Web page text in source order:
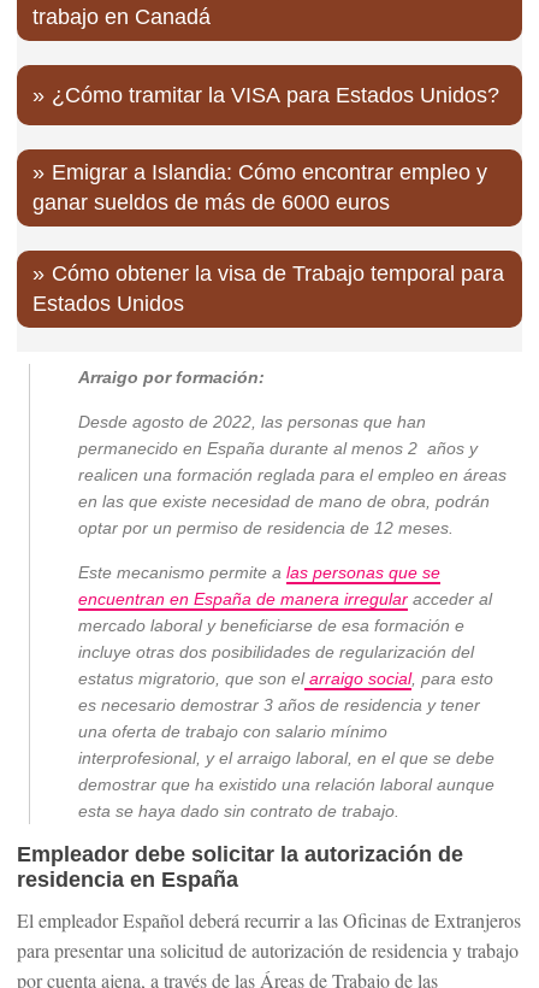
trabajo en Canadá
¿Cómo tramitar la VISA para Estados Unidos?
Emigrar a Islandia: Cómo encontrar empleo y
ganar sueldos de más de 6000 euros
Cómo obtener la visa de Trabajo temporal para
Estados Unidos
Arraigo por formación:
Desde agosto de 2022, las personas que han
permanecido en España durante al menos 2 años y
realicen una formación reglada para el empleo en áreas
en las que existe necesidad de mano de obra, podrán
optar por un permiso de residencia de 12 meses.
Este mecanismo permite a las personas que se
encuentran en España de manera irregular acceder al
mercado laboral y beneficiarse de esa formación e
incluye otras dos posibilidades de regularización del
estatus migratorio, que son elarraigo social, para esto
es necesario demostrar 3 años de residencia y tener
una oferta de trabajo con salario mínimo
interprofesional, y el arraigo laboral, en el que se debe
demostrar que ha existido una relación laboral aunque
esta se haya dado sin contrato de trabajo.
Empleador debe solicitar la autorización de
residencia en España
El empleador Español deberá recurrir a las Oficinas de Extranjeros
para presentar una solicitud de autorización de residencia y trabajo
por cuenta ajena, a través de las Áreas de Trabajo de las